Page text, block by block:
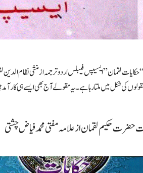
لقمان” ایسیپس فیبلس اردو ترجمہ از منشی نظام
کی شکل میں ملتا رہا ہے۔ یہ مقولے آج بھی ایسے ہی
حضرت حکیم لقمان از علامہ مفتی محمد فیاض چشتی